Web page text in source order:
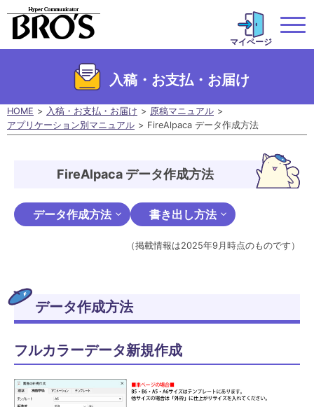
マイページ
入稿・お支払・お届け
HOME 入稿・お支払・お届け
原稿マニュアル
アプリケーション別マニュアル
FireAlpaca データ作成方法
FireAlpaca データ作成方法
データ作成方法 書き出し方法
（掲載情報は2025年9月時点のものです）
データ作成方法
フルカラーデータ新規作成